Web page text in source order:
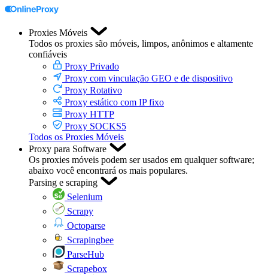
Proxies Móveis
Todos os proxies são móveis, limpos, anônimos e altamente
confiáveis
Proxy Privado
Proxy com vinculação GEO e de dispositivo
Proxy Rotativo
Proxy estático com IP fixo
Proxy HTTP
Proxy SOCKS5
Todos os Proxies Móveis
Proxy para Software
Os proxies móveis podem ser usados em qualquer software;
abaixo você encontrará os mais populares.
Parsing e scraping
Selenium
Scrapy
Octoparse
Scrapingbee
ParseHub
Scrapebox